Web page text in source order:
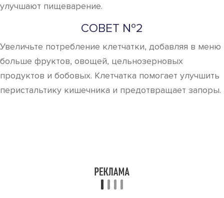
улучшают пищеварение.
СОВЕТ №2
Увеличьте потребление клетчатки, добавляя в меню
больше фруктов, овощей, цельнозерновых
продуктов и бобовых. Клетчатка помогает улучшить
перистальтику кишечника и предотвращает запоры.